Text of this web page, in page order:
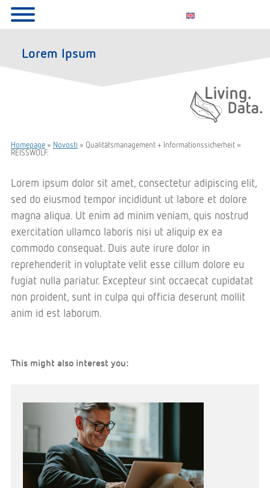
Lorem Ipsum
Homepage» Novosti » Qualitätsmanagement + Informationssicherheit =
REISSWOLF.
Lorem ipsum dolor sit amet, consectetur adipiscing elit,
sed do eiusmod tempor incididunt ut labore et dolore
magna aliqua. Ut enim ad minim veniam, quis nostrud
exercitation ullamco laboris nisi ut aliquip ex ea
commodo consequat. Duis aute irure dolor in
reprehenderit in voluptate velit esse cillum dolore eu
fugiat nulla pariatur. Excepteur sint occaecat cupidatat
non proident, sunt in culpa qui officia deserunt mollit
anim id est laborum.
This might also interest you: